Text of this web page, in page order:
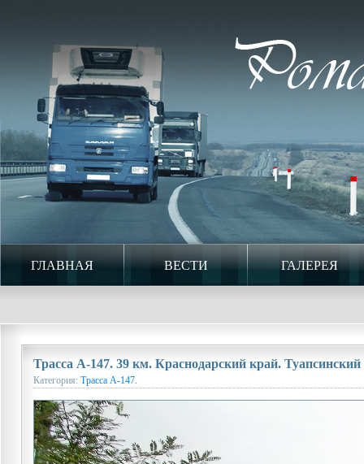
ГЛАВНАЯ ВЕСТИ ГАЛЕРЕЯ
Трасса А-147. 39 км. Краснодарский край.
Категория: Трасса А-147.